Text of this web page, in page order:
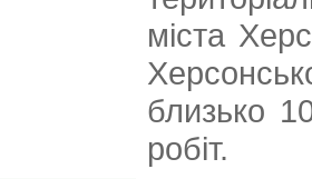
міста
близько
робіт.